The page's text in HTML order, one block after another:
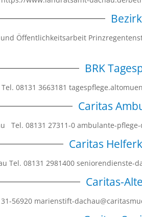
Öffentlichkeitsarbeit
BRK
08131 3663181
Caritas
Tel. 08131 27311-0 ambulante-
Caritas
Tel. 08131 2981400 seniorendienste-
Caritas-
56920 marienstift-